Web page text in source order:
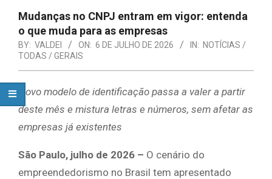
Mudanças no CNPJ entram em vigor: entenda
o que muda para as empresas
BY: VALDEI ON: 6 DE JULHO DE 2026 IN: NOTÍCIAS /
TODAS / GERAIS
Novo modelo de identificação passa a valer a partir
deste mês e mistura letras e números, sem afetar as
empresas já existentes
São Paulo, julho de 2026 – O cenário do
empreendedorismo no Brasil tem apresentado